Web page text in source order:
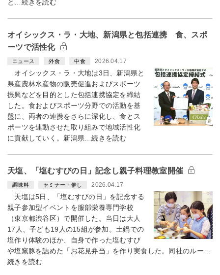
と…続きを読む
オイシックス・ラ・大地、新潟県と包括連携 食、スポ
ーツで活性化
ニュース 外食 中食 2026.04.17
オイシックス・ラ・大地は3日、新潟県と
県産農林水産物の販売促進およびスポーツ
振興などを目的とした包括連携協定を締結
した。食およびスポーツ分野での活動を基
盤に、両者の連携をさらに深化し、食とス
ポーツを連動させた取り組みで地域活性化
に貢献していく。新潟県…続きを読む
天塩、「塩むすびの日」記念し親子料理教室開催
調味料 セミナー・催し 2026.04.17
天塩は5日、「塩むすびの日」を記念する
親子参加型イベントを服部栄養専門学校
（東京都渋谷区）で開催した。当日は大人
17人、子ども19人の15組が参加。土鍋での
塩作り体験のほか、自身で作った塩むすび
や塩窯豚を詰めた「お花見弁当」を作り実食した。同社のルー…
続きを読む